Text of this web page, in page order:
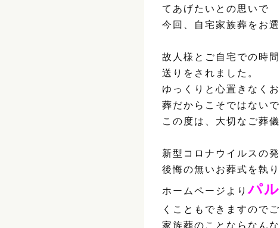
てあげたいとの思いで
今回、自宅家族葬をお
故人様とご自宅での時
送りをされました。
ゆっくりと心置きなく
葬だからこそではない
この度は、大切なご葬
新型コロナウイルスの
後悔の無いお葬式を執
ホームページよりパ
くこともできますので
家族葬のことならなん